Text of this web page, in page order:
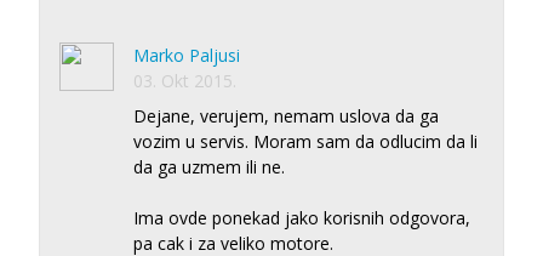
Marko Paljusi
03. Okt 2015.
Dejane, verujem, nemam uslova da ga
vozim u servis. Moram sam da odlucim da li
da ga uzmem ili ne.
Ima ovde ponekad jako korisnih odgovora,
pa cak i za veliko motore.